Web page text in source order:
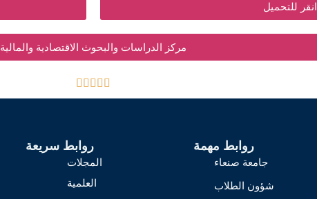
انقر للتحميل
مركز الدراسات والبحوث الاقتصادية والمالية
روابط مهمة
جامعة صنعاء
شؤون الطلاب
روابط سريعة
المجلات
العلمية